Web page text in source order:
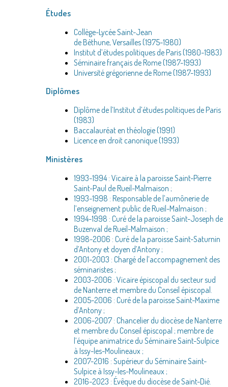
Études
Collège-Lycée Saint-Jean
de Béthune, Versailles (1975-1980)
Institut d’études politiques de Paris (1980-1983)
Séminaire français de Rome (1987-1993)
Université grégorienne de Rome (1987-1993)
Diplômes
Diplôme de l’Institut d’études politiques de Paris
(1983)
Baccalauréat en théologie (1991)
Licence en droit canonique (1993)
Ministères
1993-1994 : Vicaire à la paroisse Saint-Pierre
Saint-Paul de Rueil-Malmaison ;
1993-1998 : Responsable de l’aumônerie de
l’enseignement public de Rueil-Malmaison ;
1994-1998 : Curé de la paroisse Saint-Joseph de
Buzenval de Rueil-Malmaison ;
1998-2006 : Curé de la paroisse Saint-Saturnin
d’Antony et doyen d’Antony ;
2001-2003 : Chargé de l’accompagnement des
séminaristes ;
2003-2006 : Vicaire épiscopal du secteur sud
de Nanterre et membre du Conseil épiscopal.
2005-2006 : Curé de la paroisse Saint-Maxime
d’Antony ;
2006-2007 : Chancelier du diocèse de Nanterre
et membre du Conseil épiscopal ; membre de
l’équipe animatrice du Séminaire Saint-Sulpice
à Issy-les-Moulineaux ;
2007-2016 : Supérieur du Séminaire Saint-
Sulpice à Issy-les-Moulineaux ;
2016-2023 : Évêque du diocèse de Saint-Dié.